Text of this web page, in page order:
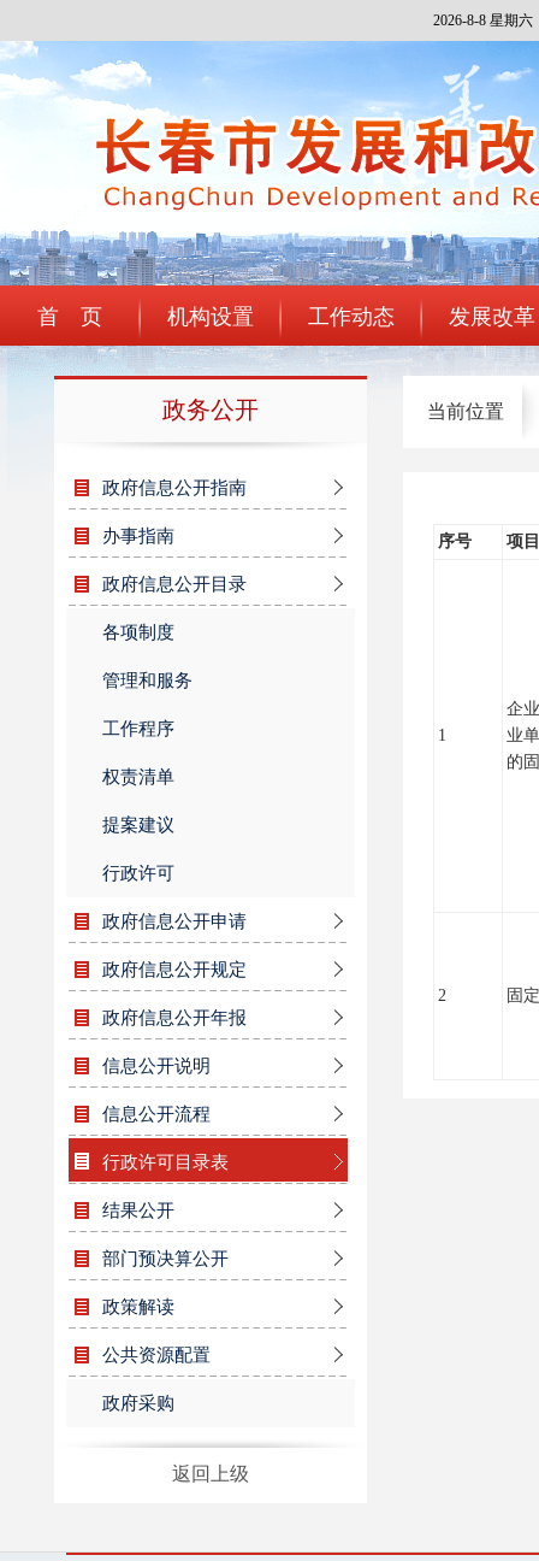
2026-8-8 星期六
首 页 机构设置 工作动态 发展改革
政务公开
政府信息公开指南
办事指南
政府信息公开目录
各项制度
管理和服务
工作程序
权责清单
提案建议
行政许可
政府信息公开申请
政府信息公开规定
政府信息公开年报
信息公开说明
信息公开流程
行政许可目录表
结果公开
部门预决算公开
政策解读
公共资源配置
政府采购
返回上级
当前位置
序号 项
1
企
业
的
2 固